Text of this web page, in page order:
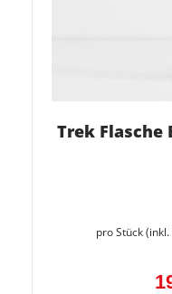
Trek Flasche
pro Stück